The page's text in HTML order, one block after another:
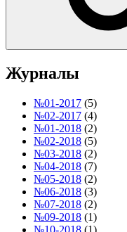
Журналы
№01-2017 (5)
№02-2017 (4)
№01-2018 (2)
№02-2018 (5)
№03-2018 (2)
№04-2018 (7)
№05-2018 (2)
№06-2018 (3)
№07-2018 (2)
№09-2018 (1)
№10-2018 (1)